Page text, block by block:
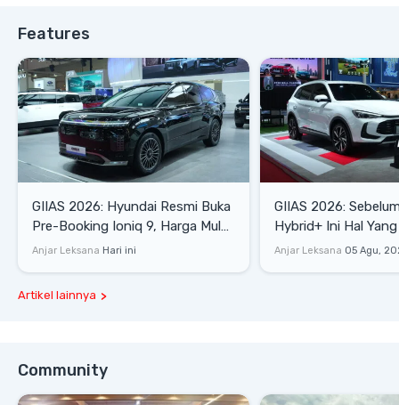
Features
GIIAS 2026: Hyundai Resmi Buka
Pre-Booking Ioniq 9, Harga Mulai
Rp1,49 Miliar
Anjar Leksana Hari ini
GIIAS 2026:
Hybrid+ Ini Hal
Diketahui
Anjar Leksana 05 Agu,
Artikel lainnya
Community